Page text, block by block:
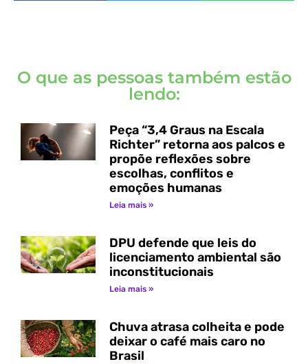
O que as pessoas também estão
lendo:
Peça “3,4 Graus na Escala
Richter” retorna aos palcos e
propõe reflexões sobre
escolhas, conflitos e
emoções humanas
Leia mais »
DPU defende que leis do
licenciamento ambiental são
inconstitucionais
Leia mais »
Chuva atrasa colheita e pode
deixar o café mais caro no
Brasil